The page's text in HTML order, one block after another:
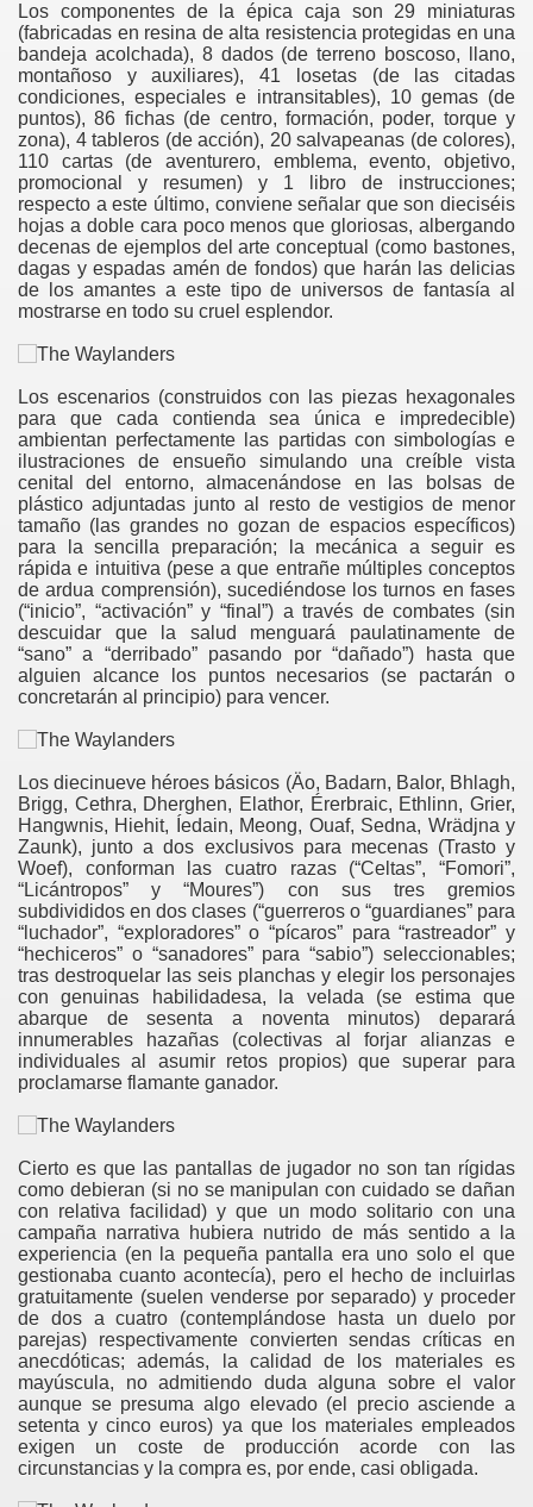
Los componentes de la épica caja son 29 miniaturas
(fabricadas en resina de alta resistencia protegidas en una
bandeja acolchada), 8 dados (de terreno boscoso, llano,
montañoso y auxiliares), 41 losetas (de las citadas
condiciones, especiales e intransitables), 10 gemas (de
puntos), 86 fichas (de centro, formación, poder, torque y
zona), 4 tableros (de acción), 20 salvapeanas (de colores),
110 cartas (de aventurero, emblema, evento, objetivo,
promocional y resumen) y 1 libro de instrucciones;
respecto a este último, conviene señalar que son dieciséis
hojas a doble cara poco menos que gloriosas, albergando
decenas de ejemplos del arte conceptual (como bastones,
dagas y espadas amén de fondos) que harán las delicias
de los amantes a este tipo de universos de fantasía al
mostrarse en todo su cruel esplendor.
Los escenarios (construidos con las piezas hexagonales
para que cada contienda sea única e impredecible)
ambientan perfectamente las partidas con simbologías e
ilustraciones de ensueño simulando una creíble vista
cenital del entorno, almacenándose en las bolsas de
plástico adjuntadas junto al resto de vestigios de menor
tamaño (las grandes no gozan de espacios específicos)
para la sencilla preparación; la mecánica a seguir es
rápida e intuitiva (pese a que entrañe múltiples conceptos
de ardua comprensión), sucediéndose los turnos en fases
(“inicio”, “activación” y “final”) a través de combates (sin
descuidar que la salud menguará paulatinamente de
“sano” a “derribado” pasando por “dañado”) hasta que
alguien alcance los puntos necesarios (se pactarán o
concretarán al principio) para vencer.
Los diecinueve héroes básicos (Äo, Badarn, Balor, Bhlagh,
Brigg, Cethra, Dherghen, Elathor, Érerbraic, Ethlinn, Grier,
Hangwnis, Hiehit, Íedain, Meong, Ouaf, Sedna, Wrädjna y
Zaunk), junto a dos exclusivos para mecenas (Trasto y
Woef), conforman las cuatro razas (“Celtas”, “Fomori”,
“Licántropos” y “Moures”) con sus tres gremios
subdivididos en dos clases (“guerreros o “guardianes” para
“luchador”, “exploradores” o “pícaros” para “rastreador” y
“hechiceros” o “sanadores” para “sabio”) seleccionables;
tras destroquelar las seis planchas y elegir los personajes
con genuinas habilidadesa, la velada (se estima que
abarque de sesenta a noventa minutos) deparará
innumerables hazañas (colectivas al forjar alianzas e
individuales al asumir retos propios) que superar para
proclamarse flamante ganador.
Cierto es que las pantallas de jugador no son tan rígidas
como debieran (si no se manipulan con cuidado se dañan
con relativa facilidad) y que un modo solitario con una
campaña narrativa hubiera nutrido de más sentido a la
experiencia (en la pequeña pantalla era uno solo el que
gestionaba cuanto acontecía), pero el hecho de incluirlas
gratuitamente (suelen venderse por separado) y proceder
de dos a cuatro (contemplándose hasta un duelo por
parejas) respectivamente convierten sendas críticas en
anecdóticas; además, la calidad de los materiales es
mayúscula, no admitiendo duda alguna sobre el valor
aunque se presuma algo elevado (el precio asciende a
setenta y cinco euros) ya que los materiales empleados
exigen un coste de producción acorde con las
circunstancias y la compra es, por ende, casi obligada.